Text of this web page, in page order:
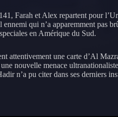
Farah et Alex repartent pour
qui n’a apparemment pas
en Amérique du Sud.
attentivement une carte d’Al
nouvelle menace ultranationaliste
n’a pu citer dans ses derniers